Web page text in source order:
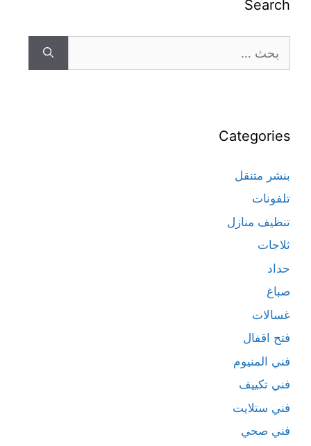
Search
Categories
بنشر متنقل
تلفونات
تنظيف منازل
ثلاجات
حداد
صباغ
غسالات
فتح اقفال
فني المنيوم
فني تكييف
فني ستلايت
فني صحي